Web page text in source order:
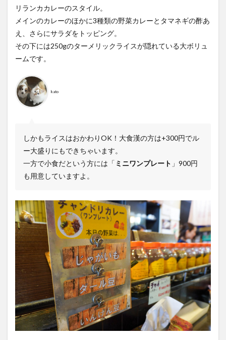
リランカカレーのスタイル。
メインのカレーのほかに3種類の野菜カレーとタマネギの酢あ
え、さらにサラダをトッピング。
その下には250gのターメリックライスが隠れている大ボリュ
ームです。
kato
しかもライスはおかわりOK！大食漢の方は+300円でル
ー大盛りにもできちゃいます。
一方で小食だという方には「 ミニワンプレート 」900円
も用意していますよ。